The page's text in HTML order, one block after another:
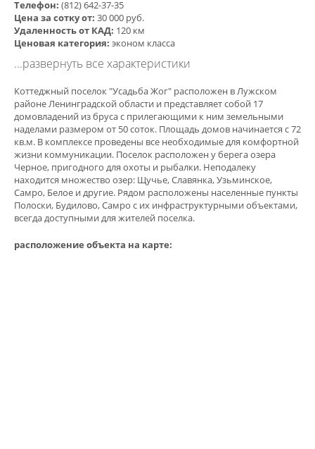
Телефон: (812) 642-37-35
Цена за сотку от: 30 000 руб.
Удаленность от КАД: 120 км
Ценовая категория: эконом класса
...развернуть все характеристики
Коттеджный поселок "Усадьба Жог" расположен в Лужском
районе Ленинградской области и представляет собой 17
домовладений из бруса с прилегающими к ним земельными
наделами размером от 50 соток. Площадь домов начинается с 72
кв.м. В комплексе проведены все необходимые для комфортной
жизни коммуникации. Поселок расположен у берега озера
Черное, пригодного для охоты и рыбалки. Неподалеку
находится множество озер: Щучье, Славянка, Узьминское,
Самро, Белое и другие. Рядом расположены населенные пункты
Полоски, Будилово, Самро с их инфраструктурными объектами,
всегда доступными для жителей поселка.
расположение объекта на карте: